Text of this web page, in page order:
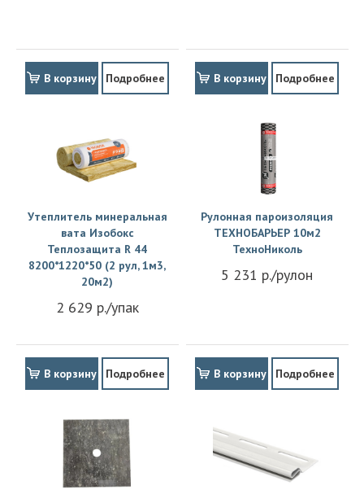
В корзину Подробнее В корзину Подробнее
Утеплитель минеральная
вата Изобокс
Теплозащита R 44
8200*1220*50 (2 рул, 1м3,
20м2)
2 629 р./упак
В корзину Подробнее
Рулонная пароизоляция
ТЕХНОБАРЬЕР 10м2
ТехноНиколь
5 231 р./рулон
В корзину Подробнее